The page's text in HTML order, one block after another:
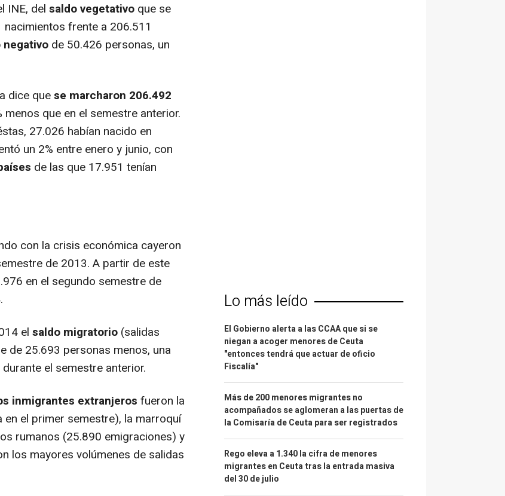
INE, del saldo vegetativo que se
frente a 206.511
de 50.426 personas, un
dice quese marcharon 206.492
menos que en el semestre anterior.
27.026 habían nacido en
un 2% entre enero y junio, con
de las que 17.951 tenían
con la crisis económica cayeron
de 2013. A partir de este
en el segundo semestre de
el saldo migratorio (salidas
de 25.693 personas menos, una
el semestre anterior.
inmigrantes extranjeros fueron la
el primer semestre), la marroquí
rumanos (25.890 emigraciones) y
los mayores volúmenes de salidas
Lo más leído
El Gobierno alerta a las CCAA que si se
niegan a acoger menores de Ceuta
"entonces tendrá que actuar de oficio
Fiscalía"
Más de 200 menores migrantes no
acompañados se aglomeran a las puertas de
la Comisaría de Ceuta para ser registrados
Rego eleva a 1.340 la cifra de menores
migrantes en Ceuta tras la entrada masiva
del 30 de julio